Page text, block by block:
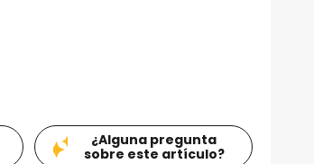
¿Alguna pregunta
sobre este artículo?